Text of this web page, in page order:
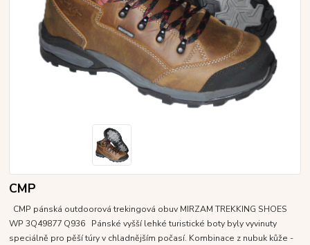
CMP
CMP pánská outdoorová trekingová obuv MIRZAM TREKKING SHOES
WP 3Q49877 Q936 Pánské vyšší lehké turistické boty byly vyvinuty
speciálně pro pěší túry v chladnějším počasí. Kombinace z nubuk kůže -